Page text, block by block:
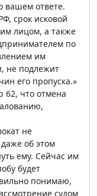
вашем ответе.
срок исковой
лицом, а также
по
им
не подлежит
его пропуска.»
62, что отмена
не
об этом
ему. Сейчас им
будет
понимаю,
судом